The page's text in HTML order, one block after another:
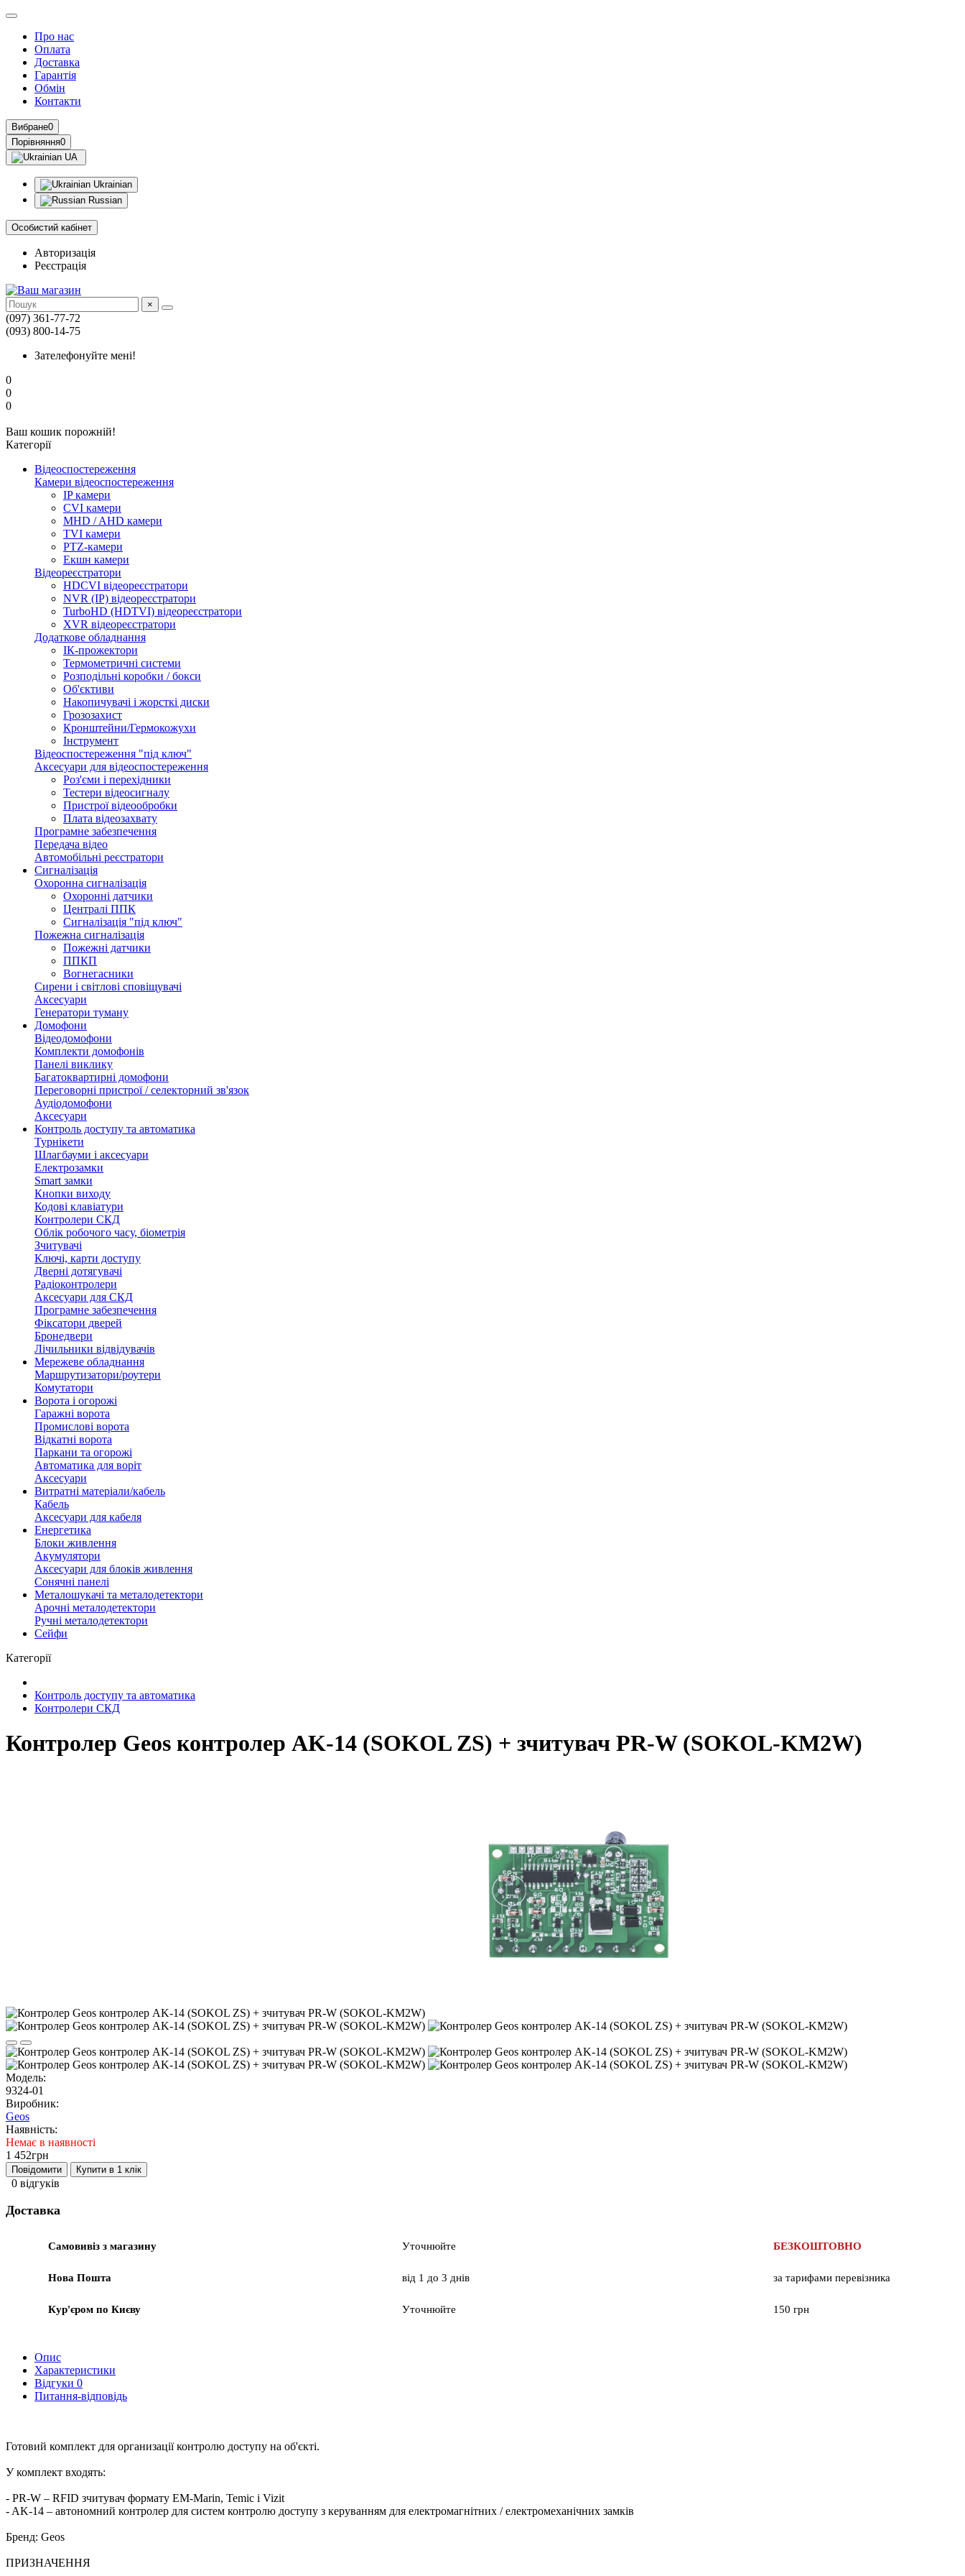
Про нас
Оплата
Доставка
Гарантія
Обмін
Контакти
Вибране0
Порівняння0
UA
Ukrainian
Russian
Особистий кабінет
Авторизація
Реєстрація
×
(097) 361-77-72
(093) 800-14-75
Зателефонуйте мені!
0
0
0
Ваш кошик порожній!
Категорії
Відеоспостереження
Камери відеоспостереження
IP камери
CVI камери
MHD / AHD камери
TVI камери
PTZ-камери
Екшн камери
Відеореєстратори
HDCVI відеореєстратори
NVR (IP) відеореєстратори
TurboHD (HDTVI) відеореєстратори
XVR відеореєстратори
Додаткове обладнання
ІК-прожектори
Термометричні системи
Розподільні коробки / бокси
Об'єктиви
Накопичувачі і жорсткі диски
Грозозахист
Кронштейни/Гермокожухи
Інструмент
Відеоспостереження "під ключ"
Аксесуари для відеоспостереження
Роз'єми і перехідники
Тестери відеосигналу
Пристрої відеообробки
Плата відеозахвату
Програмне забезпечення
Передача відео
Автомобільні реєстратори
Сигналізація
Охоронна сигналізація
Охоронні датчики
Централі ППК
Сигналізація "під ключ"
Пожежна сигналізація
Пожежні датчики
ППКП
Вогнегасники
Сирени і світлові сповіщувачі
Аксесуари
Генератори туману
Домофони
Відеодомофони
Комплекти домофонів
Панелі виклику
Багатоквартирні домофони
Переговорні пристрої / селекторний зв'язок
Аудіодомофони
Аксесуари
Контроль доступу та автоматика
Турнікети
Шлагбауми і аксесуари
Електрозамки
Smart замки
Кнопки виходу
Кодові клавіатури
Контролери СКД
Облік робочого часу, біометрія
Зчитувачі
Ключі, карти доступу
Дверні дотягувачі
Радіоконтролери
Аксесуари для СКД
Програмне забезпечення
Фіксатори дверей
Бронедвери
Лічильники відвідувачів
Мережеве обладнання
Маршрутизатори/роутери
Комутатори
Ворота і огорожі
Гаражні ворота
Промислові ворота
Відкатні ворота
Паркани та огорожі
Автоматика для воріт
Аксесуари
Витратні матеріали/кабель
Кабель
Аксесуари для кабеля
Енергетика
Блоки живлення
Акумулятори
Аксесуари для блоків живлення
Сонячні панелі
Металошукачі та металодетектори
Арочні металодетектори
Ручні металодетектори
Сейфи
Категорії
Контроль доступу та автоматика
Контролери СКД
Контролер Geos контролер AK-14 (SOKOL ZS) + зчитувач PR-W (SOKOL-KM2W)
Модель:
9324-01
Виробник:
Geos
Наявність:
Немає в наявності
1 452грн
Повідомити Купити в 1 клік
0 відгуків
Доставка
Самовивіз з магазину Уточнюйте БЕЗКОШТОВНО
Нова Пошта від 1 до 3 днів за тарифами перевізника
Кур'єром по Києву Уточнюйте 150 грн
Опис
Характеристики
Відгуки 0
Питання-відповідь
Готовий комплект для организації контролю доступу на об'єкті.
У комплект входять:
- PR-W – RFID зчитувач формату EM-Marin, Temic і Vizit
- AK-14 – автономний контролер для систем контролю доступу з керуванням для електромагнітних / електромеханічних замків
Бренд: Geos
ПРИЗНАЧЕННЯ